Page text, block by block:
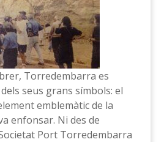
Torredembarra es
seus grans símbols: el
emblemàtic de la
enfonsar. Ni des de
Port Torredembarra